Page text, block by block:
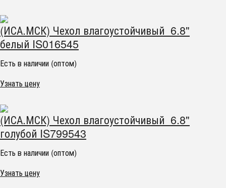
(ИСА.МСК) Чехол влагоустойчивый 6.8"
белый IS016545
Есть в наличии (оптом)
Узнать цену
(ИСА.МСК) Чехол влагоустойчивый 6.8"
голубой IS799543
Есть в наличии (оптом)
Узнать цену